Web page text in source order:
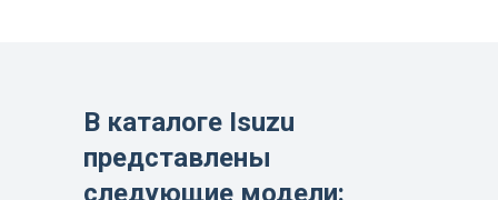
В каталоге Isuzu
представлены
следующие модели: